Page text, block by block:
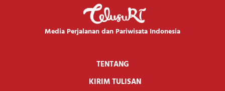
Media Perjalanan dan Pariwisata Indonesia
TENTANG
KIRIM TULISAN